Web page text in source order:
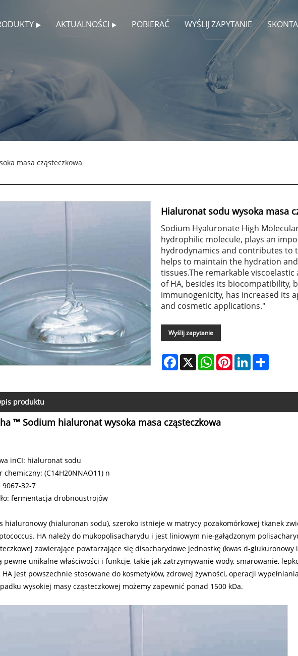
AKTUALNOŚCI POBIERAĆ WYŚLIJ ZAPYTANIE
masa cząsteczkowa
Hialuronat sodu wysoka masa
Sodium Hyaluronate High
hydrophilic molecule, plays an
hydrodynamics and contributes to
helps to maintain the hydration
tissues.The remarkable
of HA, besides its biocompatibility,
immunogenicity, has increased its
and cosmetic applications."
Wyślij zapytanie
Facebook
X WhatsAppPinterestLinkedInShare
produktu
™ Sodium hialuronat wysoka masa cząsteczkowa
inCI: hialuronat sodu
chemiczny: (C14H20NNAO11) n
9067-32-7
fermentacja drobnoustrojów
hialuronowy (hialuronan sodu), szeroko istnieje w matrycy pozakomórkowej tkanek
HA należy do mukopolisacharydu i jest liniowym nie-gałądzonym
zawierające powtarzające się disacharydowe jednostkę (kwas d-
pewne unikalne właściwości i funkcje, takie jak zatrzymywanie wody, smarowanie,
HA jest powszechnie stosowane do kosmetyków, zdrowej żywności, operacji
wysokiej masy cząsteczkowej możemy zapewnić ponad 1500 kDa.